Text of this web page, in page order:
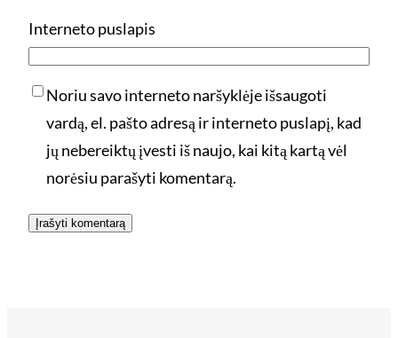
Interneto puslapis
Noriu savo interneto naršyklėje išsaugoti
vardą, el. pašto adresą ir interneto puslapį, kad
jų nebereiktų įvesti iš naujo, kai kitą kartą vėl
norėsiu parašyti komentarą.